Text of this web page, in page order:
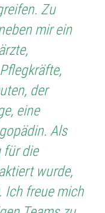
Zu
mir ein
der
eine
Als
für die
wurde,
Ich freue mich